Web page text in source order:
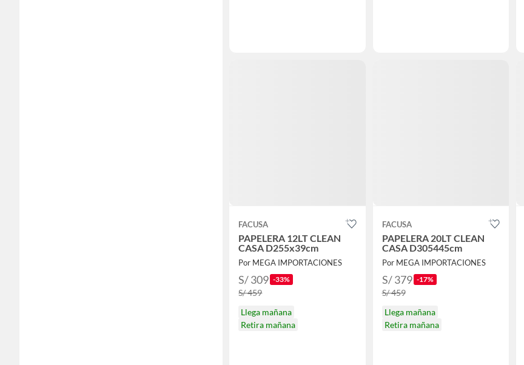
FACUSA
PAPELERA 12LT CLEAN
CASA D255x39cm
Por MEGA IMPORTACIONES
S/ 309 -33%
S/ 459
Llega mañana
Retira mañana
FACUSA
PAPELERA 20LT CLEAN
CASA D305445cm
Por MEGA IMPORTACIONES
S/ 379 -17%
S/ 459
Llega mañana
Retira mañana